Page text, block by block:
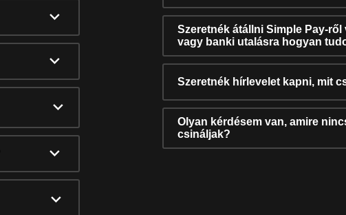
Szeretnék átállni Simple Pay-
vagy banki utalásra hogyan
Szeretnék hírlevelet kapni, mit
Olyan kérdésem van, amire
csináljak?